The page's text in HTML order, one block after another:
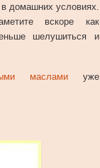
домашних условиях.
вскоре как
шелушиться и
маслами уже